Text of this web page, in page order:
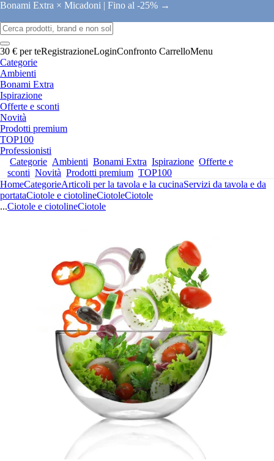
Bonami Extra × Micadoni | Fino al -25% →
30 € per teRegistrazioneLoginConfronto CarrelloMenu
Categorie
Ambienti
Bonami Extra
Ispirazione
Offerte e sconti
Novità
Prodotti premium
TOP100
Professionisti
Categorie Ambienti Bonami Extra Ispirazione Offerte e
sconti Novità Prodotti premium TOP100
HomeCategorieArticoli per la tavola e la cucinaServizi da tavola e da
portataCiotole e ciotolineCiotoleCiotole
...Ciotole e ciotolineCiotole